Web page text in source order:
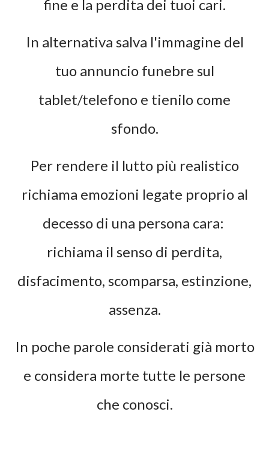
fine e la perdita dei tuoi cari.
In alternativa salva l'immagine del
tuo annuncio funebre sul
tablet/telefono e tienilo come
sfondo.
Per rendere il lutto più realistico
richiama emozioni legate proprio al
decesso di una persona cara:
richiama il senso di perdita,
disfacimento, scomparsa, estinzione,
assenza.
In poche parole considerati già morto
e considera morte tutte le persone
che conosci.